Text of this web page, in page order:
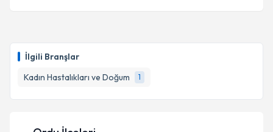
İlgili Branşlar
Kadın Hastalıkları ve Doğum
1